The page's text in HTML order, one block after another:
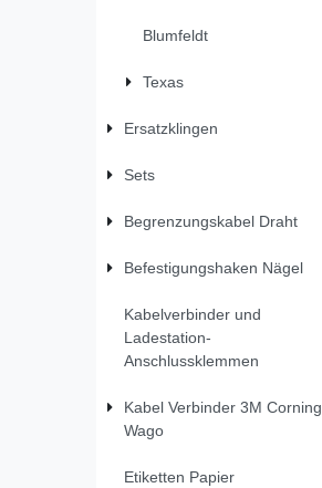
Blumfeldt
Texas
Ersatzklingen
Sets
Begrenzungskabel Draht
Befestigungshaken Nägel
Kabelverbinder und
Ladestation-
Anschlussklemmen
Kabel Verbinder 3M Corning
Wago
Etiketten Papier